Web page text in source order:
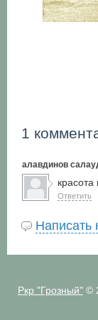
1
алавдинов
красота
Ответить
Написать
Ркр "Грозный"©